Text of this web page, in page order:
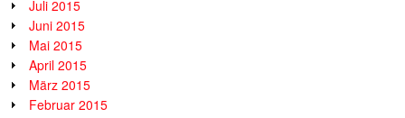
Juli 2015
Juni 2015
Mai 2015
April 2015
März 2015
Februar 2015